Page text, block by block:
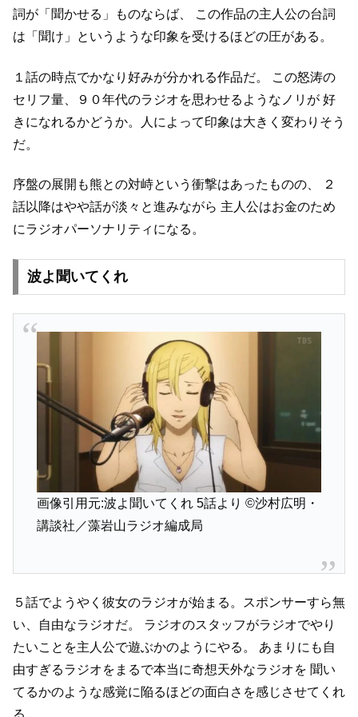
詞が「聞かせる」ものならば、
この作品の主人公の台詞
は「聞け」というような印象を受けるほどの圧がある。
１話の時点でかなり好みが分かれる作品だ。
この怒涛の
セリフ量、９０年代のラジオを思わせるようなノリが 好
きになれるかどうか。人によって印象は大きく変わりそう
だ。
序盤の展開も熊との対峙という衝撃はあったものの、
２
話以降はやや話が淡々と進みながら 主人公はお金のため
にラジオパーソナリティになる。
波よ聞いてくれ
画像引用元:波よ聞いてくれ 5話より ©沙村広明・
講談社／藻岩山ラジオ編成局
５話でようやく彼女のラジオが始まる。スポンサーすら無
い、自由なラジオだ。
ラジオのスタッフがラジオでやり
たいことを主人公で遊ぶかのようにやる。
あまりにも自
由すぎるラジオをまるで本当に奇想天外なラジオを 聞い
てるかのような感覚に陥るほどの面白さを感じさせてくれ